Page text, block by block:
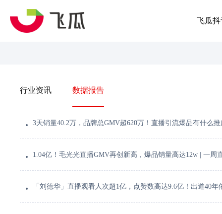
飞瓜抖
行业资讯 数据报告
3天销量40.2万，品牌总GMV超620万！直播引流爆品有什么
1.04亿！毛光光直播GMV再创新高，爆品销量高达12w | 一周
「刘德华」直播观看人次超1亿，点赞数高达9.6亿！出道40年